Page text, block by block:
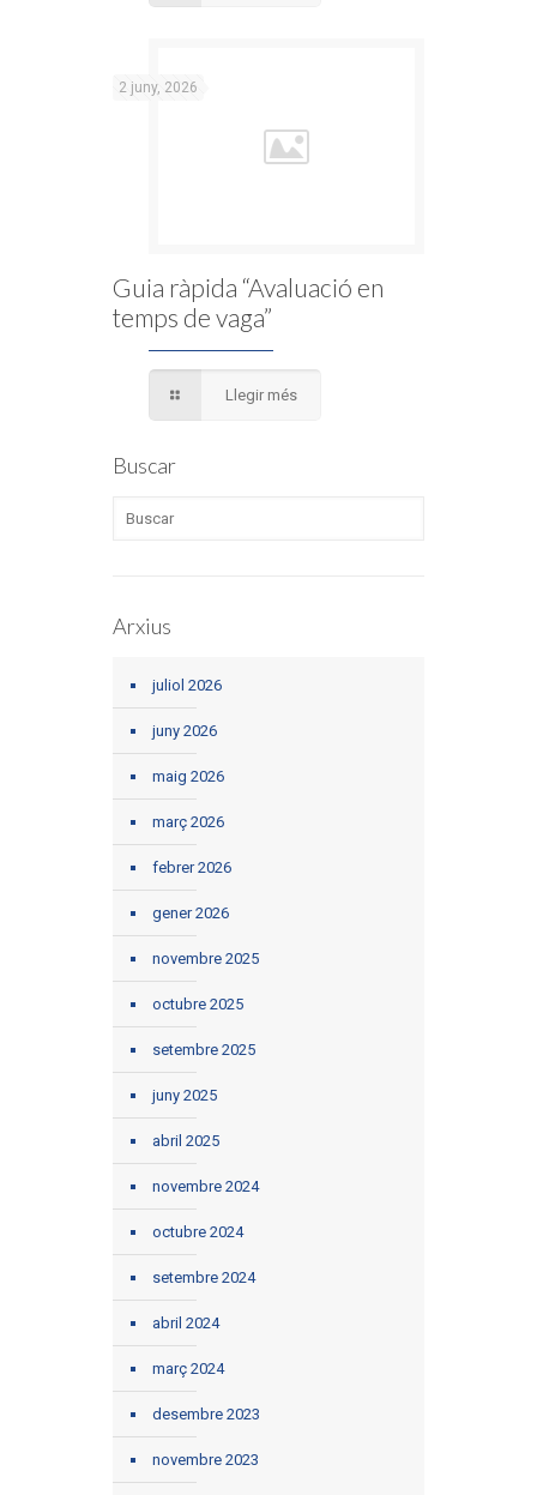
2 juny, 2026
Guia ràpida “Avaluació en
temps de vaga”
Llegir més
Buscar
Arxius
juliol 2026
juny 2026
maig 2026
març 2026
febrer 2026
gener 2026
novembre 2025
octubre 2025
setembre 2025
juny 2025
abril 2025
novembre 2024
octubre 2024
setembre 2024
abril 2024
març 2024
desembre 2023
novembre 2023